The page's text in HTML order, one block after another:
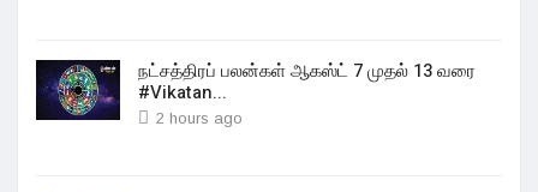
நட்சத்திரப் பலன்கள் ஆகஸ்ட் 7 முதல் 13 வரை
#Vikatan...
2 hours ago